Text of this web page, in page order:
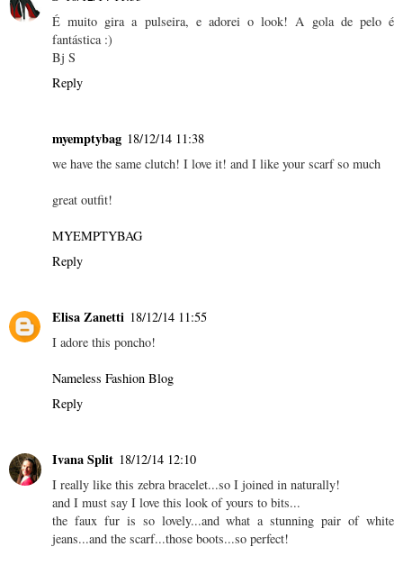
É muito gira a pulseira, e adorei o look! A gola de pelo é
fantástica :)
Bj S
Reply
myemptybag 18/12/14 11:38
we have the same clutch! I love it! and I like your scarf so much
great outfit!
MYEMPTYBAG
Reply
Elisa Zanetti 18/12/14 11:55
I adore this poncho!
Nameless Fashion Blog
Reply
Ivana Split 18/12/14 12:10
I really like this zebra bracelet...so I joined in naturally!
and I must say I love this look of yours to bits...
the faux fur is so lovely...and what a stunning pair of white
jeans...and the scarf...those boots...so perfect!